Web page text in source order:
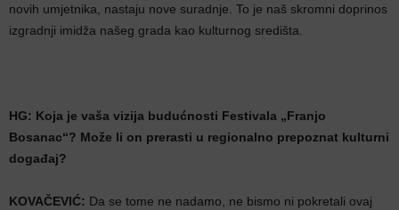
novih umjetnika, nastaju nove suradnje. To je naš skromni doprinos
izgradnji imidža našeg grada kao kulturnog središta.
HG: Koja je vaša vizija budućnosti Festivala „Franjo
Bosanac“? Može li on prerasti u regionalno prepoznat kulturni
događaj?
KOVAČEVIĆ: Da se tome ne nadamo, ne bismo ni pokretali ovaj